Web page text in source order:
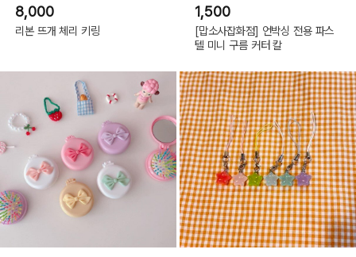
8,000
리본 뜨개 체리 키링
1,500
[맙소사잡화점] 언박싱 전용 파스
텔 미니 구름 커터 칼